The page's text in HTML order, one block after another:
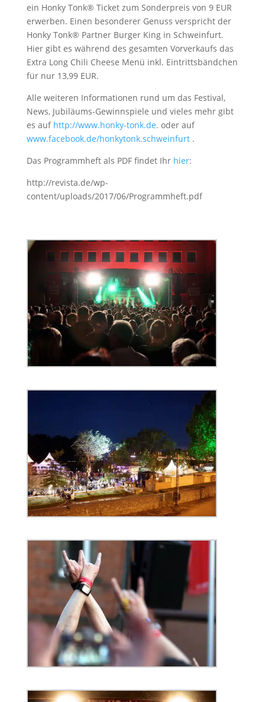
ein Honky Tonk® Ticket zum Sonderpreis von 9 EUR
erwerben. Einen besonderer Genuss verspricht der
Honky Tonk® Partner Burger King in Schweinfurt.
Hier gibt es während des gesamten Vorverkaufs das
Extra Long Chili Cheese Menü inkl. Eintrittsbändchen
für nur 13,99 EUR.
Alle weiteren Informationen rund um das Festival,
News, Jubiläums-Gewinnspiele und vieles mehr gibt
es auf http://www.honky-tonk.de. oder auf
www.facebook.de/honkytonk.schweinfurt.
Das Programmheft als PDF findet Ihr hier:
http://revista.de/wp-
content/uploads/2017/06/Programmheft.pdf